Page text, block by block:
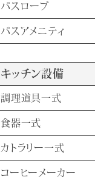
バスローブ
バスアメニティ
キッチン設備
調理道具一式
食器一式
カトラリー一式
コーヒーメーカー